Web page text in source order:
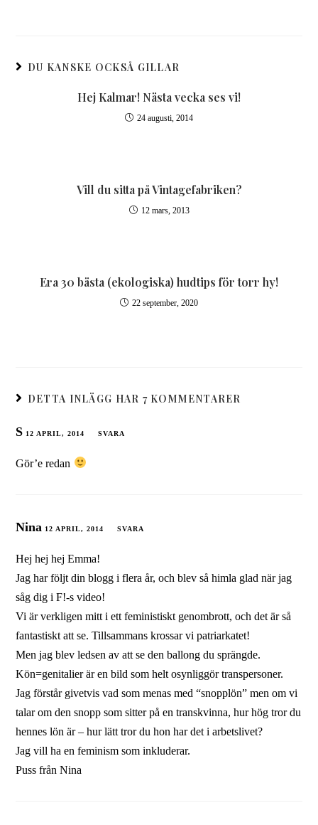
DU KANSKE OCKSÅ GILLAR
Hej Kalmar! Nästa vecka ses vi!
24 augusti, 2014
Vill du sitta på Vintagefabriken?
12 mars, 2013
Era 30 bästa (ekologiska) hudtips för torr hy!
22 september, 2020
DETTA INLÄGG HAR 7 KOMMENTARER
S 12 APRIL, 2014 SVARA
Gör’e redan
Nina 12 APRIL, 2014 SVARA
Hej hej hej Emma!
Jag har följt din blogg i flera år, och blev så himla glad när jag
såg dig i F!-s video!
Vi är verkligen mitt i ett feministiskt genombrott, och det är så
fantastiskt att se. Tillsammans krossar vi patriarkatet!
Men jag blev ledsen av att se den ballong du sprängde.
Kön=genitalier är en bild som helt osynliggör transpersoner.
Jag förstår givetvis vad som menas med “snopplön” men om vi
talar om den snopp som sitter på en transkvinna, hur hög tror du
hennes lön är – hur lätt tror du hon har det i arbetslivet?
Jag vill ha en feminism som inkluderar.
Puss från Nina